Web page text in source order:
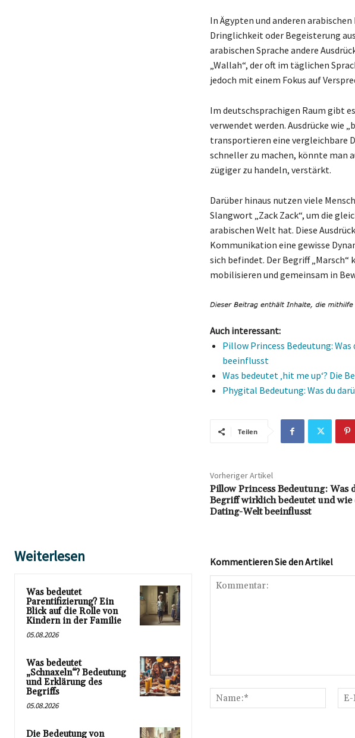
In Ägypten und anderen
Dringlichkeit oder Begeisterung
arabischen Sprache andere
„Wallah“, der oft im täglichen
jedoch mit einem Fokus auf
Im deutschsprachigen Raum gibt
verwendet werden. Ausdrücke wie
transportieren eine vergleichbare
schneller zu machen, könnte man
zügiger zu handeln, verstärkt.
Darüber hinaus nutzen viele
Slangwort „Zack Zack“, um die
arabischen Welt hat. Diese
Kommunikation eine gewisse
sich befindet. Der Begriff
mobilisieren und gemeinsam in
Auch interessant:
Pillow Princess Bedeutung:
beeinflusst
Was bedeutet ‚hit me up‘? Die
Phygital Bedeutung: Was du
Teilen
Vorheriger Artikel
Pillow Princess Bedeutung: Was
Begriff wirklich bedeutet und wie
Dating-Welt beeinflusst
Weiterlesen
Was bedeutet
Parentifizierung? Ein
Blick auf die Rolle von
Kindern in der Familie
05.08.2026
Was bedeutet
„Schnaxeln“? Bedeutung
und Erklärung des
Begriffs
05.08.2026
Die Bedeutung von
Kommentieren Sie den Artikel
Name:*